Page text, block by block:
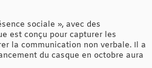
sociale », avec des
est conçu pour capturer les
la communication non verbale. Il a
du casque en octobre aura